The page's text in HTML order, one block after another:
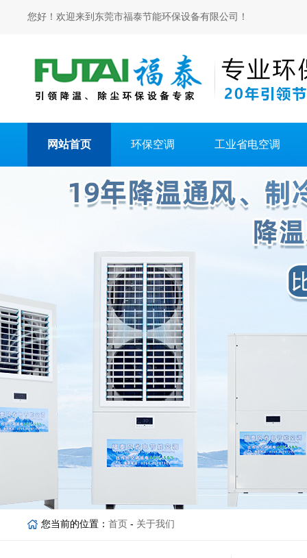
您好！欢迎来到东莞市福泰节能环保设备有限公司！
网站首页 环保空调 工业省电空调
您当前的位置： 首页 - 关于我们